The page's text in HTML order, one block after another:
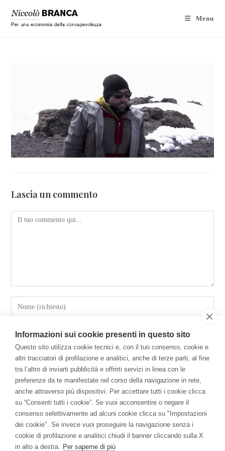
Menu
Lascia un commento
Salva il mio nome, email e sito web in questo browser per la
prossima volta che commento.
Informazioni sui cookie presenti in questo sito
Questo sito utilizza cookie tecnici e, con il tuo consenso, cookie e
altri tracciatori di profilazione e analitici, anche di terze parti, al fine
tra l’altro di inviarti pubblicità e offrirti servizi in linea con le
preferenze da te manifestate nel corso della navigazione in rete,
anche attraverso più dispositivi. Per accettare tutti i cookie clicca
su “Consenti tutti i cookie”. Se vuoi acconsentire o negare il
consenso selettivamente ad alcuni cookie clicca su "Impostazioni
dei cookie". Se invece vuoi proseguire la navigazione senza i
cookie di profilazione e analitici chiudi il banner cliccando sulla X
in alto a destra. Per saperne di più